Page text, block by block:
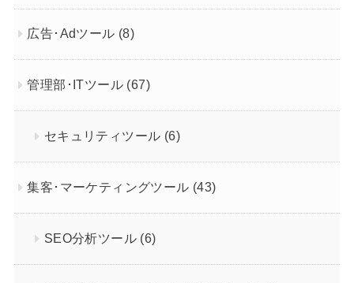
広告･Adツール (8)
管理部･ITツール (67)
セキュリティツール (6)
集客･マーケティングツール (43)
SEO分析ツール (6)